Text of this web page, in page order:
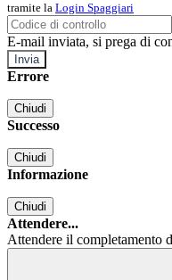
tramite la Login Spaggiari
E-mail inviata, si prega di
Errore
Chiudi
Successo
Chiudi
Informazione
Chiudi
Attendere...
Attendere il completamento